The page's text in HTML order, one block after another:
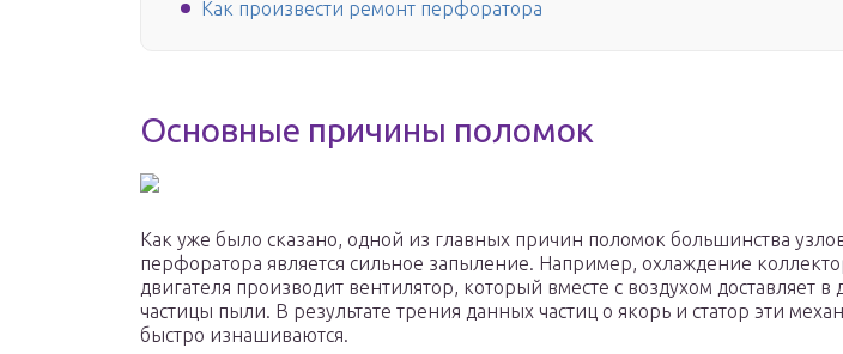
Как произвести ремонт перфоратора
Основные причины поломок
Как уже было сказано, одной из главных причин поломок большинства
перфоратора является сильное запыление. Например, охлаждение
двигателя производит вентилятор, который вместе с воздухом доставляет в
частицы пыли. В результате трения данных частиц о якорь и статор эти
быстро изнашиваются.